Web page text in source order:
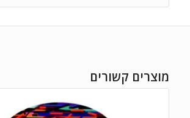
מוצרים קשורים